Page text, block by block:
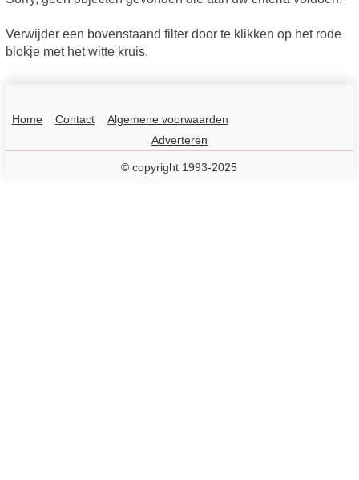
Verwijder een bovenstaand filter door te klikken op het rode
blokje met het witte kruis.
Home Contact
Algemene voorwaarden
Adverteren
© copyright 1993-2025